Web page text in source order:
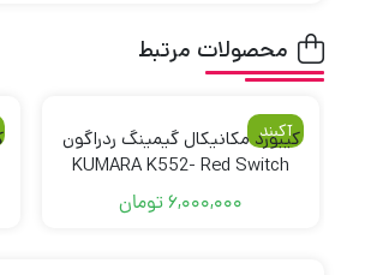
محصولات مرتبط
آکبند
کیبورد مکانیکال گیمینگ ردراگون
KUMARA K552- Red Switch
6,000,000تومان